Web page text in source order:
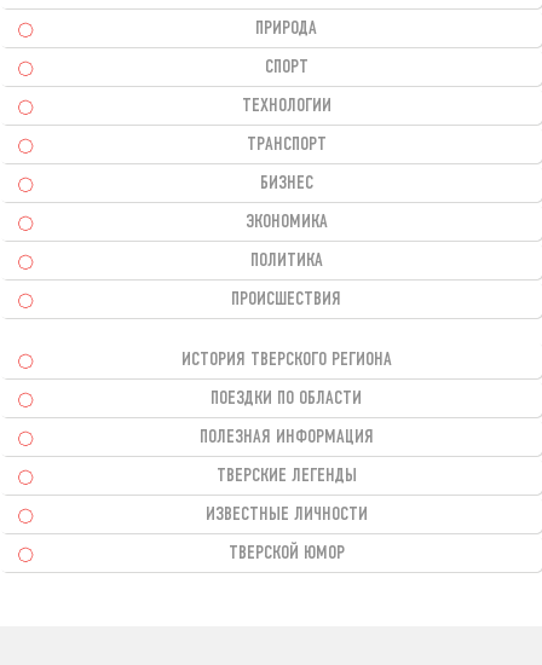
ПРИРОДА
СПОРТ
ТЕХНОЛОГИИ
ТРАНСПОРТ
БИЗНЕС
ЭКОНОМИКА
ПОЛИТИКА
ПРОИСШЕСТВИЯ
ИСТОРИЯ ТВЕРСКОГО РЕГИОНА
ПОЕЗДКИ ПО ОБЛАСТИ
ПОЛЕЗНАЯ ИНФОРМАЦИЯ
ТВЕРСКИЕ ЛЕГЕНДЫ
ИЗВЕСТНЫЕ ЛИЧНОСТИ
ТВЕРСКОЙ ЮМОР